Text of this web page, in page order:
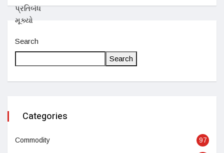
Search
Search
Categories
Commodity 97